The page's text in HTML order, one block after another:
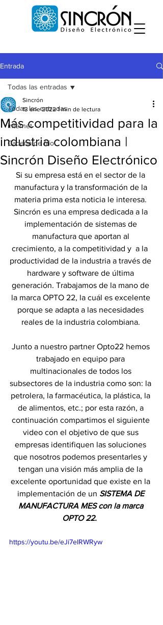
Entrada
Todas las entradas
internet
Cadena de frío
Todas las entradas
Más competitividad para la
industria colombiana |
Sincrón Diseño Electrónico
Sincrón
13 ene 2022 1 min de lectura
Si su empresa está en el sector de la
manufactura y la transformación de la
materia prima esta noticia le interesa.
Sincrón es una empresa dedicada a la
implementación de sistemas de
manufactura que aportan al
crecimiento, a la competitividad y  a la
productividad de la industria a través de
hardware y software de última
generación. Trabajamos de la mano de
la marca OPTO 22, la cuál es excelente
porque se adapta a las necesidades
reales de la industria colombiana.
Junto a nuestro partner Opto22 hemos
trabajado en equipo para
multinacionales de todos los
subsectores de la industria como son: la
petrolera, la farmacéutica, la plástica, la
de alimentos, etc.; por esta razón, a
continuación compartimos el siguiente
video con el objetivo de que sus
empresas identifiquen las soluciones
que nosotros podemos presentarles y
tengan una visión más amplia de la
excelente oportunidad que existe en la
implementación de un SISTEMA DE
MANUFACTURA MES con la marca
OPTO 22.
https://youtu.be/eJi7elRWRyw